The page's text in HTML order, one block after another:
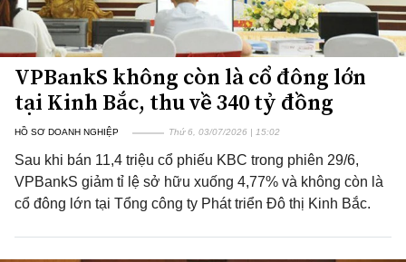
VPBankS không còn là cổ đông lớn
tại Kinh Bắc, thu về 340 tỷ đồng
HỒ SƠ DOANH NGHIỆP Thứ 6, 03/07/2026 | 15:02
Sau khi bán 11,4 triệu cổ phiếu KBC trong phiên 29/6,
VPBankS giảm tỉ lệ sở hữu xuống 4,77% và không còn là
cổ đông lớn tại Tổng công ty Phát triển Đô thị Kinh Bắc.